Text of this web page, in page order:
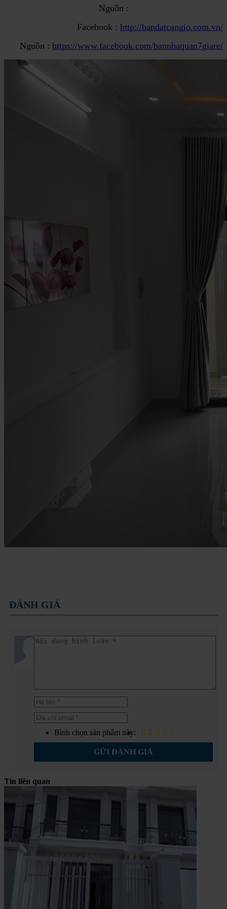
Nguồn :
Facebook : http://bandatcangio.com.vn/
Nguồn : https://www.facebook.com/bannhaquan7giare/
ĐÁNH GIÁ
Bình chọn sản phẩm này:
GỬI ĐÁNH GIÁ
Tin liên quan